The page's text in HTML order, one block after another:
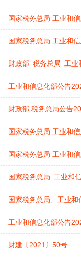
工业和信息化部公告
财建〔2021〕50号